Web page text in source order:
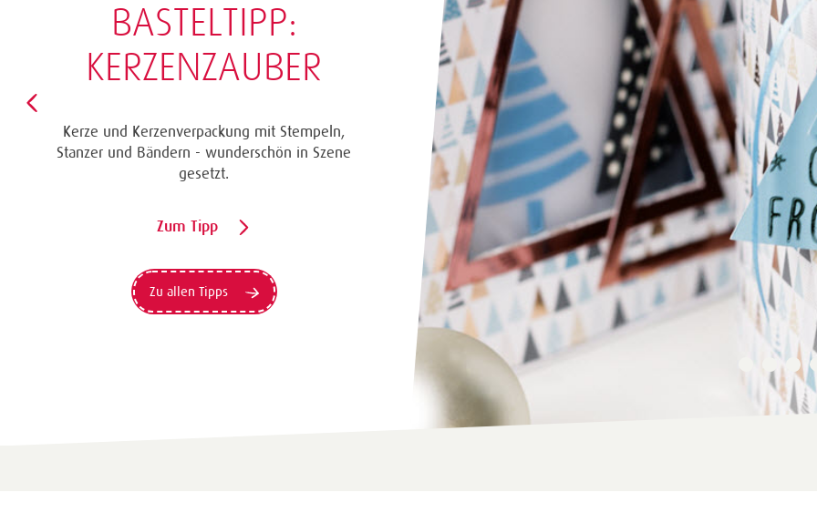
BASTELTIPP:
KERZENZAUBER
Kerze und Kerzenverpackung mit Stempeln,
Stanzer und Bändern - wunderschön in Szene
gesetzt.
Zum Tipp
Zu allen Tipps